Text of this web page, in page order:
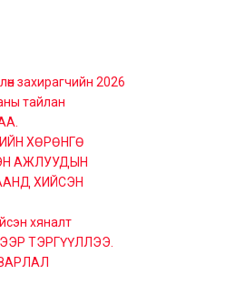
захирагчийн 2026
тайлан
ХӨРӨНГӨ
АЖЛУУДЫН
ХИЙСЭН
хяналт
ТЭРГҮҮЛЛЭЭ.